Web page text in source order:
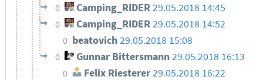
0 Camping_RIDER29.05.2018 14:45
0 Camping_RIDER29.05.2018 14:52
0 beatovich29.05.2018 15:08
0 Gunnar Bittersmann29.05.2018 16:13
0 Felix Riesterer29.05.2018 16:22